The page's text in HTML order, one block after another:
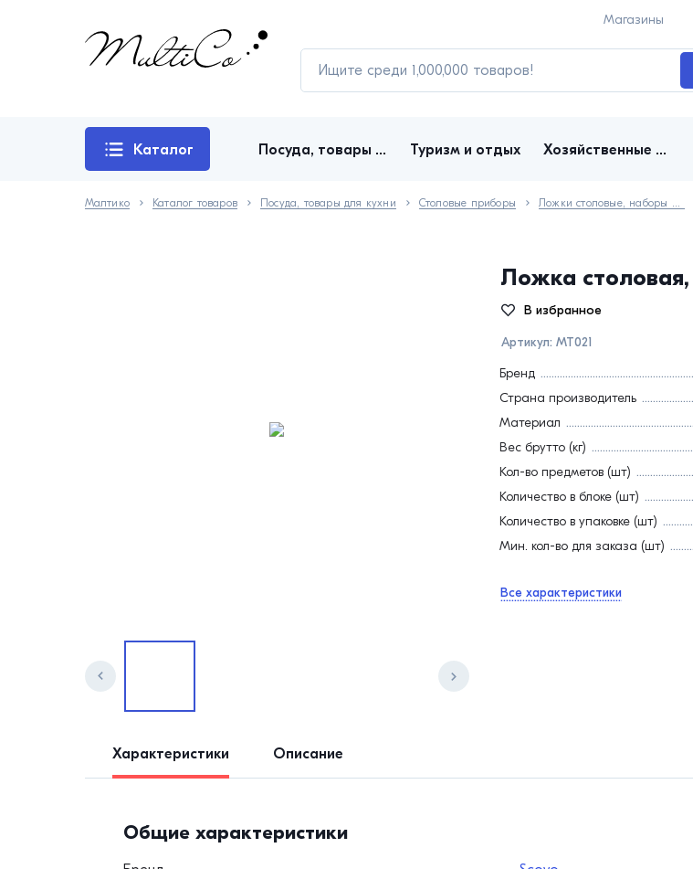
Магазины
Каталог Посуда, товары для кухни Туризм и отдых Хозяйственные товары
Малтико Каталог товаров Посуда, товары для кухни Столовые приборы Ложки столовые, наборы ложек
Ложка
В избранное
Артикул: МТ021
Бренд
Страна производитель
Материал
Вес брутто (кг)
Кол-во предметов (шт)
Количество в блоке (шт)
Количество в упаковке (шт)
Мин. кол-во для заказа (шт)
Все характеристики
Характеристики Описание
Общие характеристики